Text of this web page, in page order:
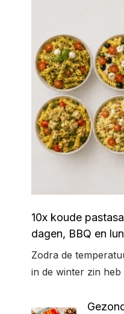
10x koude
dagen, BBQ en
Zodra de
in de winter zin